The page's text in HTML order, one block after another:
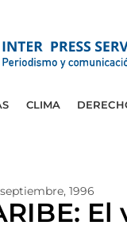
CLIMA
1996